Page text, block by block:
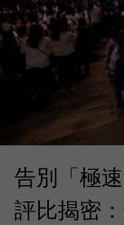
告別「極
評比揭密